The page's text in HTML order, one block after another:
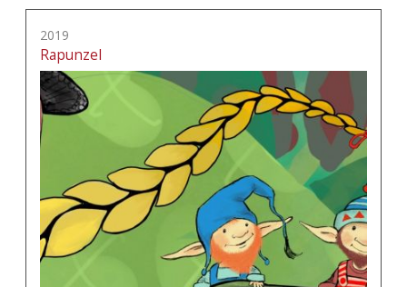
2019
Rapunzel